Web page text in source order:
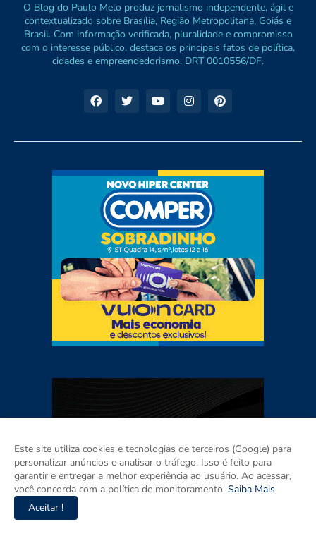
O Blog do Paulo Melo produz jornalismo independente, ágil e
contextualizado sobre Brasília, Região Metropolitana, Goiás e
Brasil. Com informação verificada, pluralidade e compromisso
com o interesse público, destaca os principais fatos de política,
cidades e empreendedorismo. DRT 0010556/DF.
Este site utiliza cookies e tecnologias de terceiros (Google) para
personalizar anúncios e analisar o tráfego. Isso é feito para
garantir e entregar a melhor experiência ao usuário. Ao acessar,
você concorda com a política de monitoramento. Saiba Mais
Aceitar !